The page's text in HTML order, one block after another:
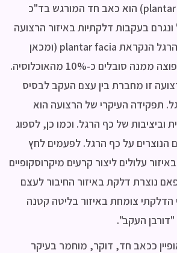
דורבן בעקב (plantar facitis) הוא כאב חד המורגש בד"כ
בעקבות דלקתיות באיזור הרצועה
הארוכה והדקה בכף הרגל הנקראת plantar facia (ומכאן
השם הלועזי). בעיה נפוצה ממנה סובלים כ-10% מהאוכלוסיה.
זו מחברת בין עצם העקב לבסיס
תפקידה העיקרי של הרצועה הוא
וביציבות של כף הרגל. וכמו כן, לספוג
הנוצרים על כף הרגל. לפעמים לחץ
עלולים ליצור קרעים מיקרוסקופיים
נוצרת דלקת באיזור החיבור לעצם
הדלקתי צומחת באיזור בליטה קטנה
העקב".
ככאב חד, דוקר, מוחמר בעיקר